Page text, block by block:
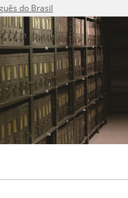
do Brasil
do Arquivo Público do